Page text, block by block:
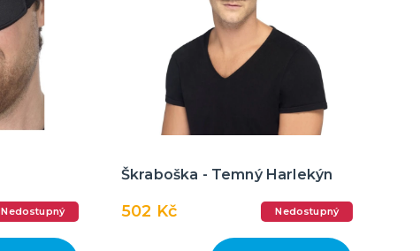
Nedostupný
Škraboška - Temný Harlekýn
502 Kč Nedostupný